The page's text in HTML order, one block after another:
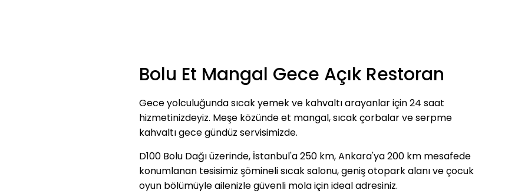
Bolu Et Mangal Gece Açık Restoran
Gece yolculuğunda sıcak yemek ve kahvaltı arayanlar için 24 saat
hizmetinizdeyiz. Meşe közünde et mangal, sıcak çorbalar ve serpme
kahvaltı gece gündüz servisimizde.
D100 Bolu Dağı üzerinde, İstanbul'a 250 km, Ankara'ya 200 km mesafede
konumlanan tesisimiz şömineli sıcak salonu, geniş otopark alanı ve çocuk
oyun bölümüyle ailenizle güvenli mola için ideal adresiniz.